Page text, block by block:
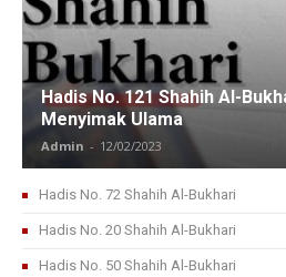
Hadis No. 121 Shahih Al-
Menyimak Ulama
Admin - 12/02/2023
Hadis No. 72 Shahih Al-Bukhari
Hadis No. 20 Shahih Al-Bukhari
Hadis No. 50 Shahih Al-Bukhari